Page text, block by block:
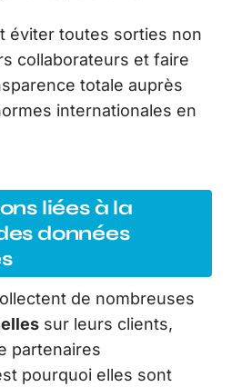
éviter toutes sorties non
collaborateurs et faire
totale auprès
internationales en
liées à la
données
de nombreuses
sur leurs clients,
partenaires
pourquoi elles sont